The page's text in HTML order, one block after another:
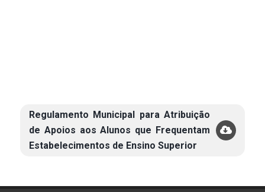
Regulamento Municipal para Atribuição
de Apoios aos Alunos que Frequentam
Estabelecimentos de Ensino Superior